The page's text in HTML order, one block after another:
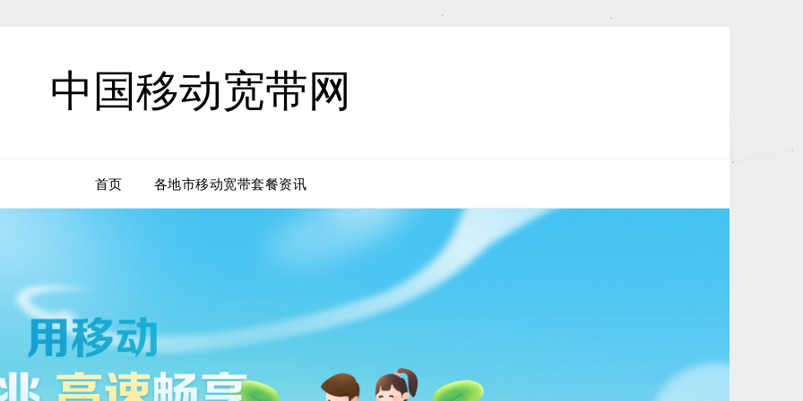
中国移动宽带网
首页 各地市移动宽带套餐资讯